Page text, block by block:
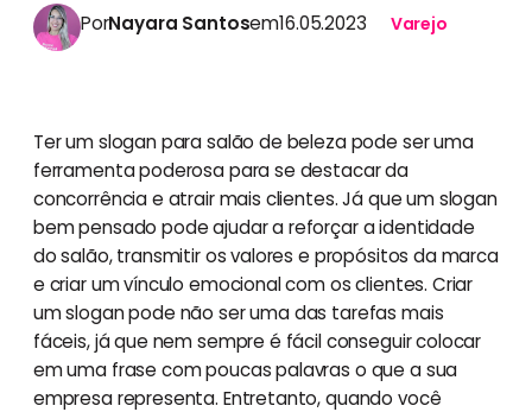
PorNayara Santosem16.05.2023 Varejo
Ter um slogan para salão de beleza pode ser uma
ferramenta poderosa para se destacar da
concorrência e atrair mais clientes. Já que um slogan
bem pensado pode ajudar a reforçar a identidade
do salão, transmitir os valores e propósitos da marca
e criar um vínculo emocional com os clientes. Criar
um slogan pode não ser uma das tarefas mais
fáceis, já que nem sempre é fácil conseguir colocar
em uma frase com poucas palavras o que a sua
empresa representa. Entretanto, quando você